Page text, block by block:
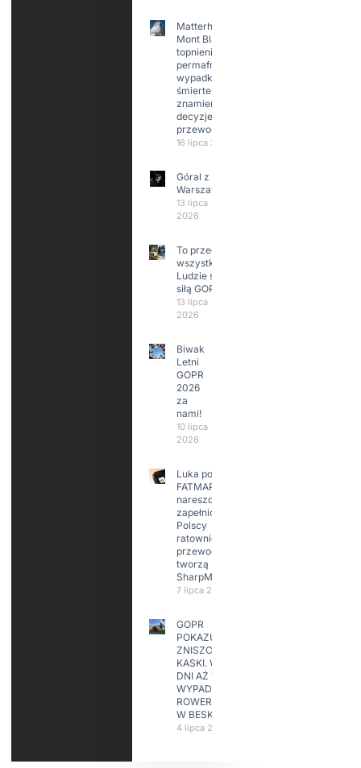
Matterhorn i
Mont Blanc:
topnienie
permafrost,
wypadki
śmiertelne,
znamienne
decyzje
przewodników
16 lipca 2026
Góral z
Warszawy.
13 lipca
2026
To przede
wszystkim
Ludzie są
siłą GOPR
13 lipca
2026
Biwak
Letni
GOPR
2026
za
nami!
10 lipca
2026
Luka po
FATMAP-ie
nareszcie
zapełniona?
Polscy
ratownicy i
przewodnicy
tworzą
SharpMap
7 lipca 2026
GOPR
POKAZUJE
ZNISZCZONE
KASKI. W KILKA
DNI AŻ 15
WYPADKÓW
ROWERZYSTÓW
W BESKIDACH
4 lipca 2026